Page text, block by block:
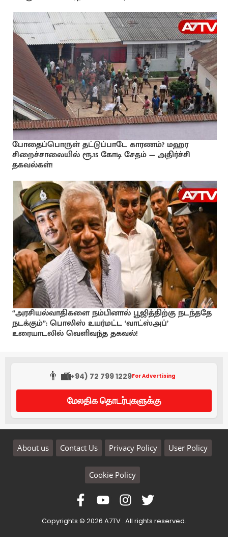
போதைப்பொருள் தட்டுப்பாடே காரணம்? மஹர
சிறைச்சாலையில் ரூ.15 கோடி சேதம் — அதிர்ச்சி
தகவல்கள்!
“அரசியல்வாதிகளை நம்பினால் பூஜித்திற்கு நடந்ததே
நடக்கும்”: பொலிஸ் உயர்மட்ட ‘வாட்ஸ்அப்’
உரையாடலில் வெளிவந்த தகவல்!
👨‍💼(+94) 72 799 1229For Advertising
மேலதிக தொடர்புகளுக்கு
About us Contact Us Privacy Policy User Policy
Cookie Policy
Copyrights © 2026 A7TV . All rights reserved.